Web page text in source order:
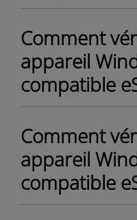
Comment
appareil
compatible
Comment
appareil
compatible